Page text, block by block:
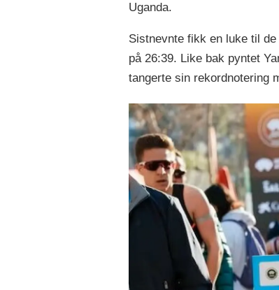
Uganda.
Sistnevnte fikk en luke til
på 26:39. Like bak pyntet
tangerte sin rekordnotering